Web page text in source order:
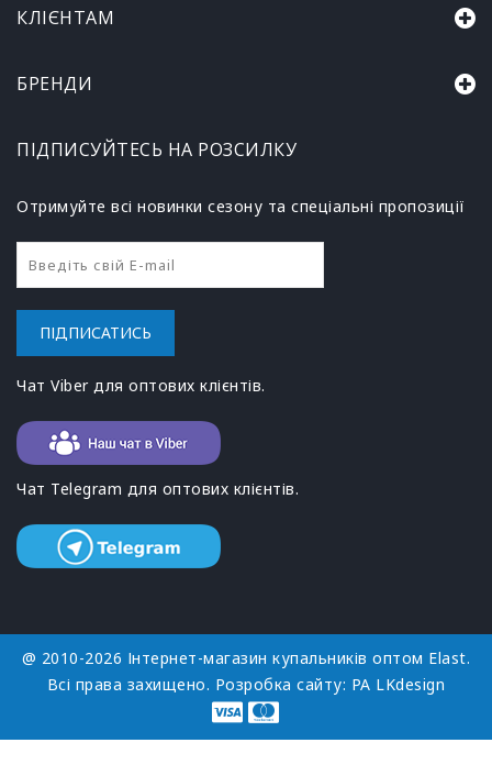
КЛІЄНТАМ
БРЕНДИ
ПІДПИСУЙТЕСЬ НА РОЗСИЛКУ
Отримуйте всі новинки сезону та спеціальні пропозиції
ПІДПИСАТИСЬ
Чат Viber для оптових клієнтів.
Чат Telegram для оптових клієнтів.
@ 2010-2026 Інтернет-магазин купальників оптом Elast.
Всі права захищено. Розробка сайту: РА LKdesign